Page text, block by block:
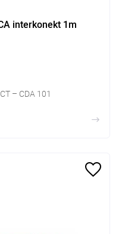
interkonekt 1m
– CDA 101